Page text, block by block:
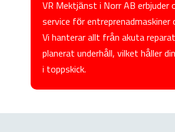
omfattande
och fordon.
till
din utrustning
Vi erbjuder
pumpar och
förlänga